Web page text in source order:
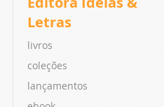
Letras
livros
coleções
lançamentos